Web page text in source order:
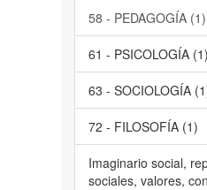
58 - PEDAGOGÍA (1)
61 - PSICOLOGÍA (1)
63 - SOCIOLOGÍA
72 - FILOSOFÍA (1)
Imaginario social,
sociales, valores,